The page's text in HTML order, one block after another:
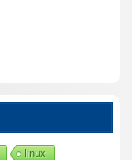
linux